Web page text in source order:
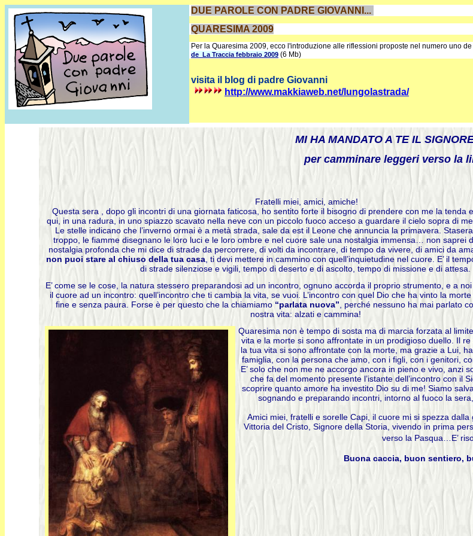
DUE PAROLE CON PADRE GIOVANNI...
QUARESIMA 2009
Per la Quaresima 2009, ecco l'introduzione alle riflessioni proposte nel numero uno
de La Traccia febbraio 2009 (6 Mb)
visita il blog di padre Giovanni
http://www.makkiaweb.net/lungolastrada/
MI HA MANDATO A TE IL
per camminare leggeri verso la
Fratelli miei, amici, amiche!
Questa sera , dopo gli incontri di una giornata faticosa, ho sentito forte il bisogno di prendere con me la tenda
qui, in una radura, in uno spiazzo scavato nella neve con un piccolo fuoco acceso a guardare il cielo sopra di
Le stelle indicano che l’inverno ormai è a metà strada, sale da est il Leone che annuncia la primavera.
troppo, le fiamme disegnano le loro luci e le loro ombre e nel cuore sale una nostalgia immensa… non saprei
nostalgia profonda che mi dice di strade da percorrere, di volti da incontrare, di tempo da vivere, di amici da
non puoi stare al chiuso della tua casa, ti devi mettere in cammino con quell’inquietudine nel cuore. E’ il
di strade silenziose e vigili, tempo di deserto e di ascolto, tempo di missione e di attesa.
E’ come se le cose, la natura stessero preparandosi ad un incontro, ognuno accorda il proprio strumento, e a
il cuore ad un incontro: quell’incontro che ti cambia la vita, se vuoi. L’incontro con quel Dio che ha vinto la
fine e senza paura. Forse è per questo che la chiamiamo “parlata nuova” , perché nessuno ha mai parlato
nostra vita: alzati e cammina!
Quaresima non è tempo di sosta ma di marcia forzata al
vita e la morte si sono affrontate in un prodigioso duello. Il
la tua vita si sono affrontate con la morte, ma grazie a Lui,
famiglia, con la persona che amo, con i figli, con i genitori,
E’ solo che non me ne accorgo ancora in pieno e vivo, anzi
che fa del momento presente l’istante dell’incontro con il
scoprire quanto amore ha investito Dio su di me! Siamo
sognando e preparando incontri, intorno al fuoco la
Amici miei, fratelli e sorelle Capi, il cuore mi si spezza
Vittoria del Cristo, Signore della Storia, vivendo in prima
verso la Pasqua…E’
Buona caccia, buon sentiero,